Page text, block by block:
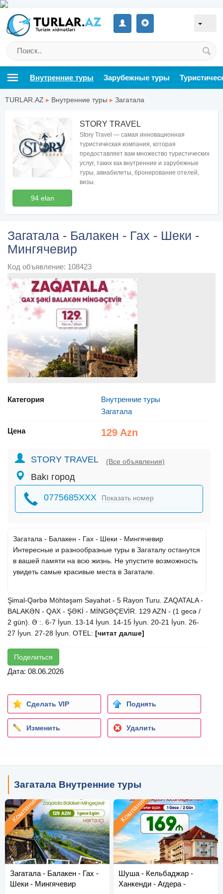
Внутренние туры Зарубежные туры
TURLAR.AZ ▸ Внутренние туры ▸ Загатала
94 elan
STORY TRAVEL
Story Travel — самая инновационная
туристическая компания, которая
предоставляет вам множество туристических
услуг, таких как внутренние и зарубежные
туры, авиабилеты, бронирование отелей,
визы.
Загатала - Балакен - Гах - Шеки -
Мингячевир
Код объявление: 108423
Категория
Внутренние туры
Загатала
Цена 129 Azn
STORY TRAVEL (Все объявления)
Bakı город
0775685XXX Показать номер
Загатала - Балакен - Гах - Шеки - Мингячевир
Интересные и разнообразные туры в Загаталу останутся
в вашей памяти на всю жизнь. Не упустите возможность
увидеть самые красивые места в Загатале.
Şimal-Qərbə Möhtəşəm Səyahət - 5 Rayon Turu. ZAQATALA -
BALAKƏN - QAX - ŞƏKİ - MİNGƏÇEVİR. 129 AZN - (1 gecə /
2 gün). Ə :. 6-7 İyun. 13-14 İyun. 14-15 İyun. 20-21 İyun. 26-
27 İyun. 27-28 İyun. OTEL: [читат далше]
Поделиться
Дата: 08.06.2026
Сделать VIP Поднять
Изменить Удалить
Загатала Внутренние туры
Загатала - Балакен - Гах -
Шеки - Мингячевир
Компания
Шуша - Кельбаджар -
Ханкенди - Агдера -
Компания